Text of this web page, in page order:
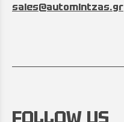
sales@automintzas.gr